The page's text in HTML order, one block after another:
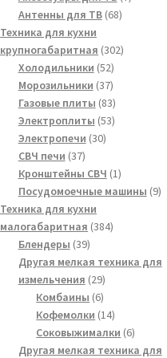
Антенны для ТВ 6868
Техника для кухни
крупногабаритная 302302
Холодильники 5252
товара
Морозильники 3737
товаров
Газовые плиты 8383
товара
Электроплиты 5353
Электропечи 3030
СВЧ печи 3737
товаров
Кронштейны СВЧ 11
товар
Посудомоечные машины 99
Техника для кухни
малогабаритная 384384
Блендеры 3939
товаров
Другая мелкая техника для
измельчения 2929
товаров
Комбаины 66
товаров
Кофемолки 1414
товаров
Соковыжималки 66
товаров
Другая мелкая техника для